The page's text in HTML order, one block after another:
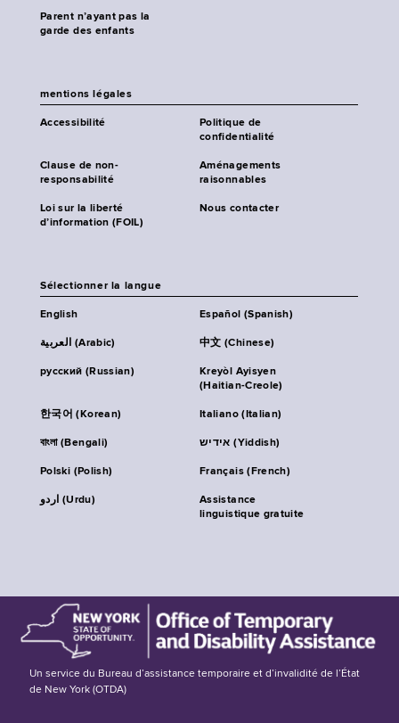
Parent n’ayant pas la
garde des enfants
mentions légales
Accessibilité
Politique de
confidentialité
Clause de non-
responsabilité
Aménagements
raisonnables
Loi sur la liberté
d’information (FOIL)
Nous contacter
Sélectionner la langue
English Español (Spanish)
العربية (Arabic) 中文 (Chinese)
русский (Russian)
Kreyòl Ayisyen
(Haitian-Creole)
한국어 (Korean) Italiano (Italian)
বাংলা (Bengali) אידיש (Yiddish)
Polski (Polish) Français (French)
اردو (Urdu)
Assistance
linguistique gratuite
Un service du Bureau d’assistance temporaire et d’invalidité de l’État
de New York (OTDA)